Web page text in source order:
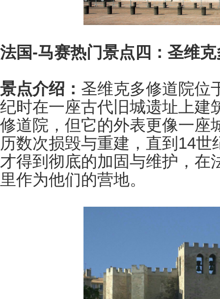
法国-马赛热门景点四：圣维
景点介绍： 圣维克多修道院位
纪时在一座古代旧城遗址上建
修道院，但它的外表更像一座
历数次损毁与重建，直到14
才得到彻底的加固与维护，在
里作为他们的营地。